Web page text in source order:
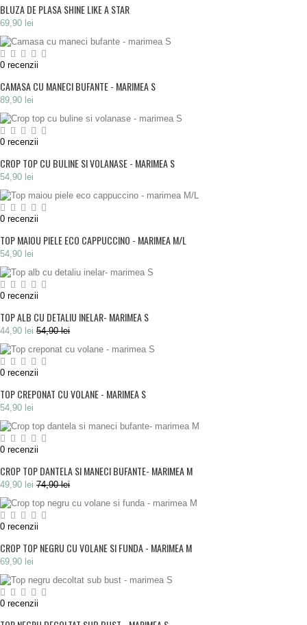
BLUZA DE PLASA SHINE LIKE A STAR
69,90 lei
0 recenzii
CAMASA CU MANECI BUFANTE - MARIMEA S
89,90 lei
0 recenzii
CROP TOP CU BULINE SI VOLANASE - MARIMEA S
54,90 lei
0 recenzii
TOP MAIOU PIELE ECO CAPPUCCINO - MARIMEA M/L
54,90 lei
0 recenzii
TOP ALB CU DETALIU INELAR- MARIMEA S
44,90 lei 54,90 lei
0 recenzii
TOP CREPONAT CU VOLANE - MARIMEA S
54,90 lei
0 recenzii
CROP TOP DANTELA SI MANECI BUFANTE- MARIMEA M
49,90 lei 74,90 lei
0 recenzii
CROP TOP NEGRU CU VOLANE SI FUNDA - MARIMEA M
69,90 lei
0 recenzii